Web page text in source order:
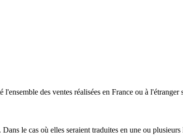
des ventes réalisées en France ou à l'étranger
le cas où elles seraient traduites en une ou